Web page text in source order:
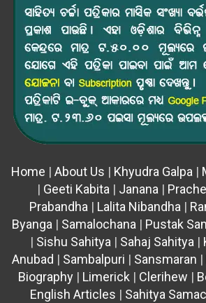
Home | About Us | Khyudra Galpa |
| Geeti Kabita| Janana|
Prabandha| Lalita Nibandha|
Byanga| Samalochana| Pustak
| Sishu Sahitya| Sahaj Sahitya|
Anubad | Sambalpuri | Sansmaran |
Biography| Limerick| Clerihew |
English Articles | Sahitya